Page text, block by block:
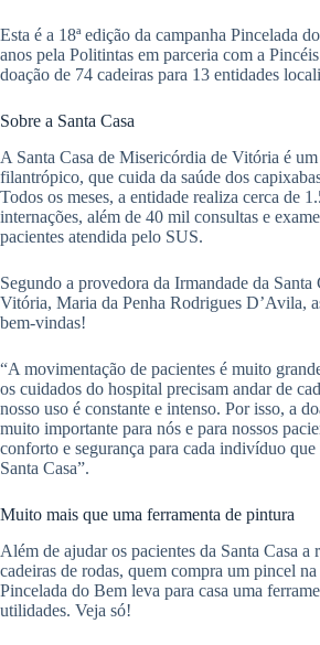
Esta é a 18ª edição da campanha Pincelada
anos pela Politintas em parceria com a
doação de 74 cadeiras para 13 entidades
Sobre a Santa Casa
A Santa Casa de Misericórdia de Vitória é
filantrópico, que cuida da saúde dos
Todos os meses, a entidade realiza cerca de
internações, além de 40 mil consultas e
pacientes atendida pelo SUS.
Segundo a provedora da Irmandade da
Vitória, Maria da Penha Rodrigues D’Avila,
bem-vindas!
“A movimentação de pacientes é muito
os cuidados do hospital precisam andar de
nosso uso é constante e intenso. Por isso, a
muito importante para nós e para nossos
conforto e segurança para cada indivíduo que
Santa Casa”.
Muito mais que uma ferramenta de pintura
Além de ajudar os pacientes da Santa Casa a
cadeiras de rodas, quem compra um pincel
Pincelada do Bem leva para casa uma
utilidades. Veja só!